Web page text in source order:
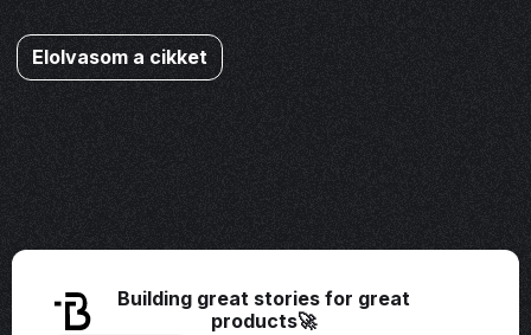
Elolvasom a cikket
Building great stories for great
products🚀